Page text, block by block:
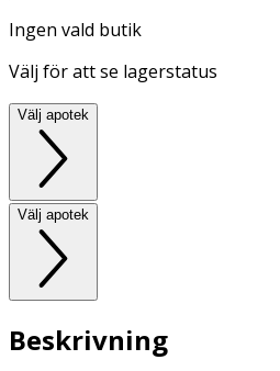
Ingen vald butik
Välj för att se lagerstatus
Välj apotek
Välj apotek
Beskrivning